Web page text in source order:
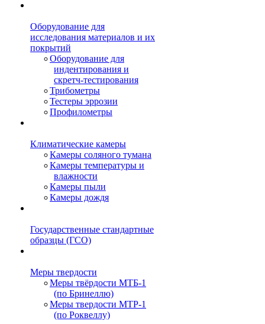
Оборудование для
исследования материалов и их
покрытий
Оборудование для
индентирования и
скретч-тестирования
Трибометры
Тестеры эррозии
Профилометры
Климатические камеры
Камеры соляного тумана
Камеры температуры и
влажности
Камеры пыли
Камеры дождя
Государственные стандартные
образцы (ГСО)
Меры твердости
Меры твёрдости МТБ-1
(по Бринеллю)
Меры твердости МТР-1
(по Роквеллу)